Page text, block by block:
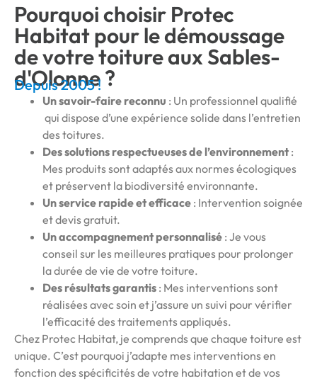
Pourquoi choisir Protec
Habitat pour le démoussage
de votre toiture aux Sables-
d'Olonne ?
Depuis 2005 !
Un savoir-faire reconnu : Un professionnel qualifié
qui dispose d’une expérience solide dans l’entretien
des toitures.
Des solutions respectueuses de l’environnement :
Mes produits sont adaptés aux normes écologiques
et préservent la biodiversité environnante.
Un service rapide et efficace : Intervention soignée
et devis gratuit.
Un accompagnement personnalisé : Je vous
conseil sur les meilleures pratiques pour prolonger
la durée de vie de votre toiture.
Des résultats garantis : Mes interventions sont
réalisées avec soin et j’assure un suivi pour vérifier
l’efficacité des traitements appliqués.
Chez Protec Habitat, je comprends que chaque toiture est
unique. C’est pourquoi j’adapte mes interventions en
fonction des spécificités de votre habitation et de vos